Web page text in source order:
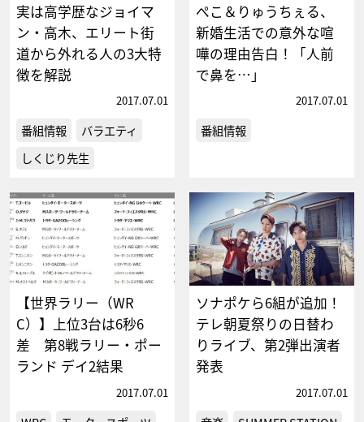
実は高学歴なジョイマ
ン・高木、エリート街
道から外れる人の3大特
徴を解説
2017.07.01
番組情報
バラエティ
しくじり先生
ぺこ＆りゅうちぇる、
新婚生活での意外な喧
嘩の理由告白！「人前
で鼻を…」
2017.07.01
番組情報
【世界ラリー（WR
C）】上位3台は6秒6
差 第8戦ラリー・ポー
ランド デイ2結果
2017.07.01
ソナポケら6組が追加！
テレ朝夏祭りの日替わ
りライブ、第2弾出演者
発表
2017.07.01